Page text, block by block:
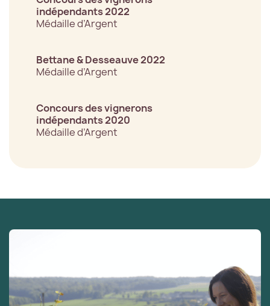
indépendants 2022
Médaille d’Argent
Bettane & Desseauve 2022
Médaille d’Argent
Concours des vignerons
indépendants 2020
Médaille d’Argent